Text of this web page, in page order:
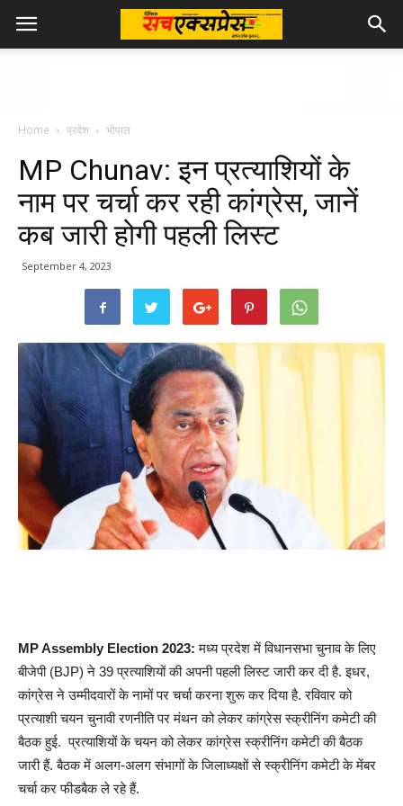
Home प्रदेश भोपाल
MP Chunav: इन प्रत्याशियों के
नाम पर चर्चा कर रही कांग्रेस, जानें
कब जारी होगी पहली लिस्ट
September 4, 2023
MP Assembly Election 2023: मध्य प्रदेश में विधानसभा चुनाव के लिए
बीजेपी (BJP) ने 39 प्रत्याशियों की अपनी पहली लिस्ट जारी कर दी है. इधर,
कांग्रेस ने उम्मीदवारों के नामों पर चर्चा करना शुरू कर दिया है. रविवार को
प्रत्याशी चयन चुनावी रणनीति पर मंथन को लेकर कांग्रेस स्क्रीनिंग कमेटी की
बैठक हुई. प्रत्याशियों के चयन को लेकर कांग्रेस स्क्रीनिंग कमेटी की बैठक
जारी हैं. बैठक में अलग-अलग संभागों के जिलाध्यक्षों से स्क्रीनिंग कमेटी के मेंबर
चर्चा कर फीडबैक ले रहे हैं.